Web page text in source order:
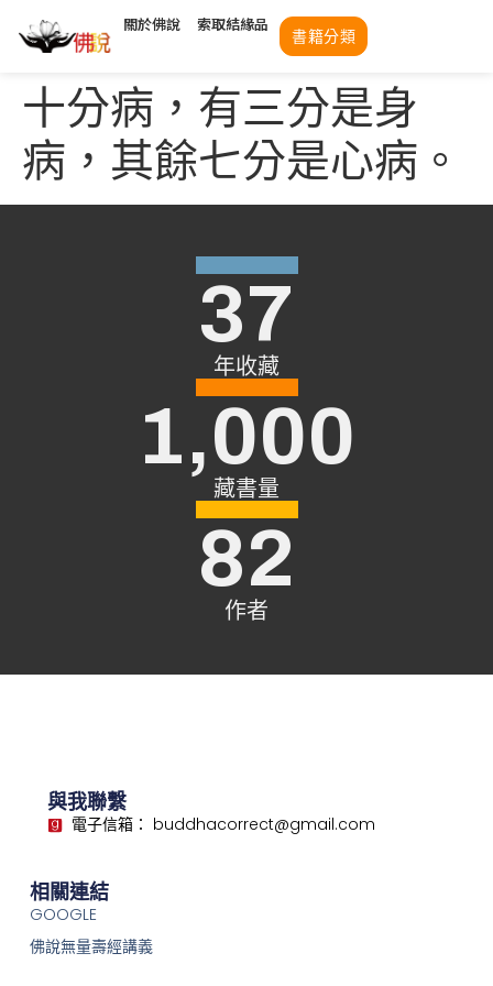
關於佛說 索取結緣品
書籍分類
十分病，有三分是身
病，其餘七分是心病。
年收藏
37
藏書量
1,000
作者
82
與我聯繫
電子信箱： buddhacorrect@gmail.com
相關連結
GOOGLE
佛說無量壽經講義